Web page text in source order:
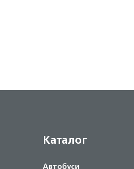
Каталог
Автобуси